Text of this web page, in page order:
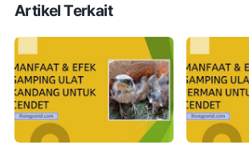
Artikel Terkait